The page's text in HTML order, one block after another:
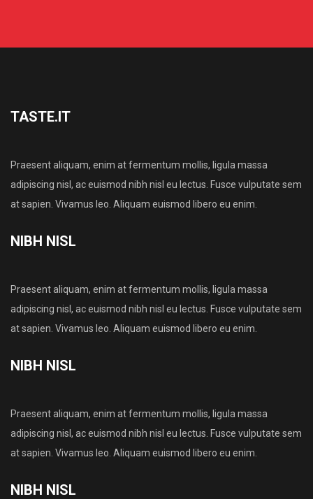
TASTE.IT
Praesent aliquam, enim at fermentum mollis, ligula massa
adipiscing nisl, ac euismod nibh nisl eu lectus. Fusce vulputate sem
at sapien. Vivamus leo. Aliquam euismod libero eu enim.
NIBH NISL
Praesent aliquam, enim at fermentum mollis, ligula massa
adipiscing nisl, ac euismod nibh nisl eu lectus. Fusce vulputate sem
at sapien. Vivamus leo. Aliquam euismod libero eu enim.
NIBH NISL
Praesent aliquam, enim at fermentum mollis, ligula massa
adipiscing nisl, ac euismod nibh nisl eu lectus. Fusce vulputate sem
at sapien. Vivamus leo. Aliquam euismod libero eu enim.
NIBH NISL